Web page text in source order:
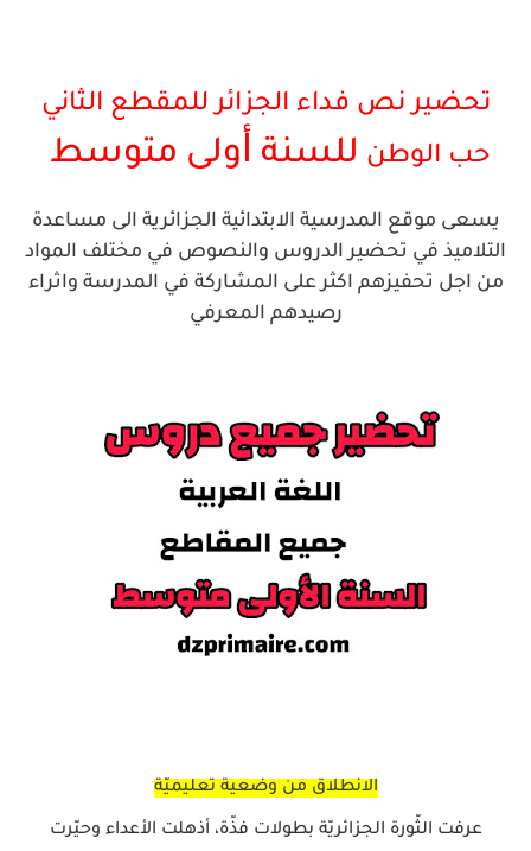
تحضير نص فداء الجزائر للمقطع الثاني
حب الوطن للسنة أولى متوسط
يسعى موقع المدرسية الابتدائية الجزائرية الى مساعدة
التلاميذ في تحضير الدروس والنصوص في مختلف المواد
من اجل تحفيزهم اكثر على المشاركة في المدرسة واثراء
رصيدهم المعرفي
الانطلاق من وضعية تعليميّة
عرفت الثّورة الجزائريّة بطولات فذّة، أذهلت الأعداء وحيّرت